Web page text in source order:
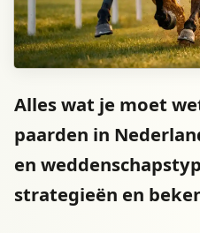
Alles wat je moet
paarden in
en
strategieën en